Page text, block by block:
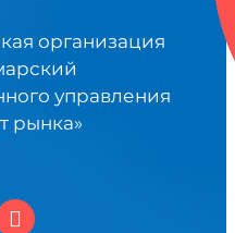
организация
управления
рынка»